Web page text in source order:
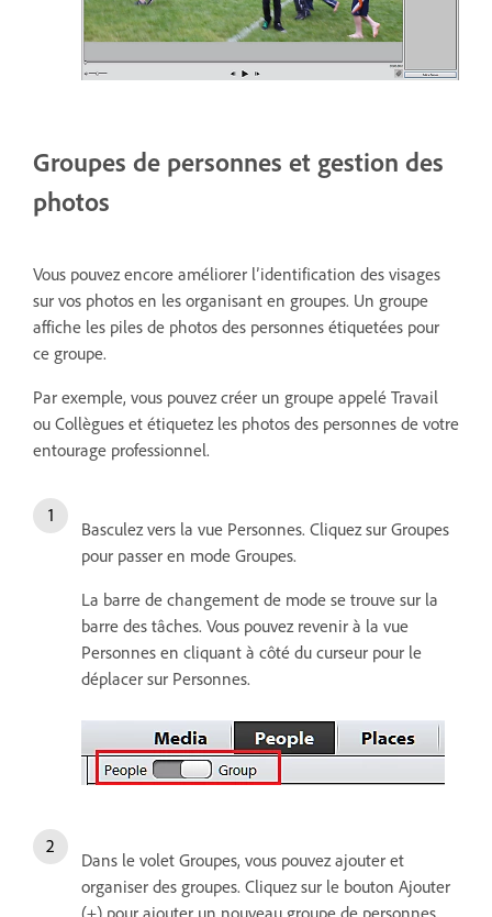
Groupes de personnes et gestion des
photos
Vous pouvez encore améliorer l’identification des visages
sur vos photos en les organisant en groupes. Un groupe
affiche les piles de photos des personnes étiquetées pour
ce groupe.
Par exemple, vous pouvez créer un groupe appelé Travail
ou Collègues et étiquetez les photos des personnes de votre
entourage professionnel.
Basculez vers la vue Personnes. Cliquez sur Groupes
pour passer en mode Groupes.
La barre de changement de mode se trouve sur la
barre des tâches. Vous pouvez revenir à la vue
Personnes en cliquant à côté du curseur pour le
déplacer sur Personnes.
Dans le volet Groupes, vous pouvez ajouter et
organiser des groupes. Cliquez sur le bouton Ajouter